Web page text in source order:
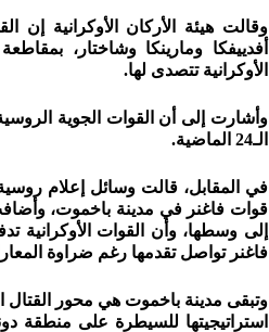
وقالت هيئة الأركان الأوكرانية إن
أفدييفكا ومارينكا وشاختار،
الأوكرانية تتصدى لها.
الـ24 الماضية.
في المقابل، قالت وسائل إعلام
قوات فاغنر في مدينة باخموت،
إلى وسطها، وأن القوات الأوكرانية
فاغنر تواصل تقدمها رغم ضراوة
وتبقى مدينة باخموت هي محور
استراتيجيتها للسيطرة على منطقة